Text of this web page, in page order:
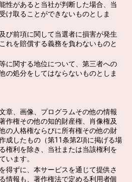
性があると当社が判断した場合、当
け取ることができないものとしま
び前項に関して当選者に損害が発生
れを賠償する義務を負わないものと
に関する地位について、第三者への
の処分をしてはならないものとしま
章、画像、プログラムその他の情報
作権その他の知的財産権、肖像権及
の人格権ならびに所有権その他の財
成したもの（第11条第2項に掲げる場
権利を除き、当社または当該権利を
います。
得ずに、本サービスを通じて提供さ
情報も、著作権法で定める利用者個